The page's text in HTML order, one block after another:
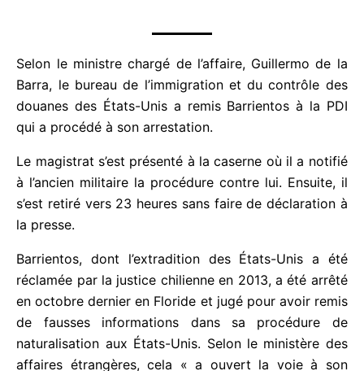
Selon le ministre chargé de l’affaire, Guillermo de la
Barra, le bureau de l’immigration et du contrôle des
douanes des États-Unis a remis Barrientos à la PDI
qui a procédé à son arrestation.
Le magistrat s’est présenté à la caserne où il a
notifié à l’ancien militaire la procédure contre lui.
Ensuite, il s’est retiré vers 23 heures sans faire de
déclaration à la presse.
Barrientos, dont l’extradition des États-Unis a été
réclamée par la justice chilienne en 2013, a été
arrêté en octobre dernier en Floride et jugé pour
avoir remis de fausses informations dans sa
procédure de naturalisation aux États-Unis. Selon
le ministère des affaires étrangères, cela « a ouvert